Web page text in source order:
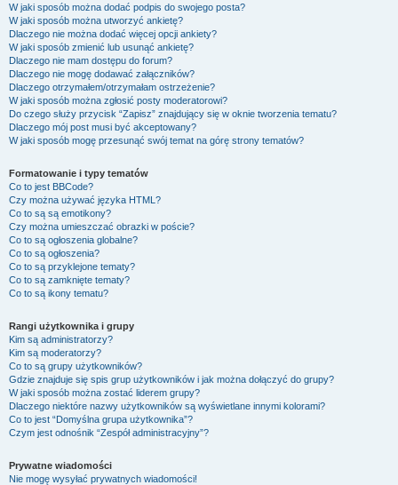
W jaki sposób można dodać podpis do swojego posta?
W jaki sposób można utworzyć ankietę?
Dlaczego nie można dodać więcej opcji ankiety?
W jaki sposób zmienić lub usunąć ankietę?
Dlaczego nie mam dostępu do forum?
Dlaczego nie mogę dodawać załączników?
Dlaczego otrzymałem/otrzymałam ostrzeżenie?
W jaki sposób można zgłosić posty moderatorowi?
Do czego służy przycisk “Zapisz” znajdujący się w oknie tworzenia tematu?
Dlaczego mój post musi być akceptowany?
W jaki sposób mogę przesunąć swój temat na górę strony tematów?
Formatowanie i typy tematów
Co to jest BBCode?
Czy można używać języka HTML?
Co to są są emotikony?
Czy można umieszczać obrazki w poście?
Co to są ogłoszenia globalne?
Co to są ogłoszenia?
Co to są przyklejone tematy?
Co to są zamknięte tematy?
Co to są ikony tematu?
Rangi użytkownika i grupy
Kim są administratorzy?
Kim są moderatorzy?
Co to są grupy użytkowników?
Gdzie znajduje się spis grup użytkowników i jak można dołączyć do grupy?
W jaki sposób można zostać liderem grupy?
Dlaczego niektóre nazwy użytkowników są wyświetlane innymi kolorami?
Co to jest “Domyślna grupa użytkownika”?
Czym jest odnośnik “Zespół administracyjny”?
Prywatne wiadomości
Nie mogę wysyłać prywatnych wiadomości!